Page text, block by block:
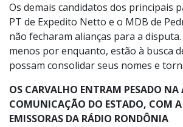
Os demais candidatos dos principais
PT de Expedito Netto e o MDB de
não fecharam alianças para a
menos por enquanto, estão à busca
possam consolidar seus nomes e
OS CARVALHO ENTRAM PESADO NA
COMUNICAÇÃO DO ESTADO, COM
EMISSORAS DA RÁDIO RONDÔNIA